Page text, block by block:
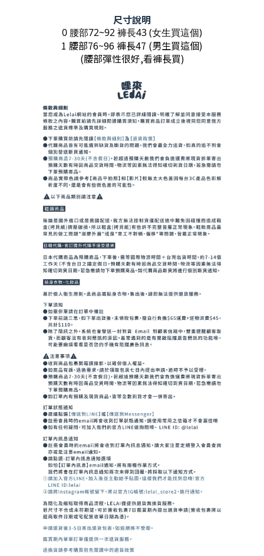
尺寸說明
0 腰部72~92 褲長43 (女生買這個)
1 腰部76~96 褲長47 (男生買這個)
(腰部彈性很好,看褲長買)